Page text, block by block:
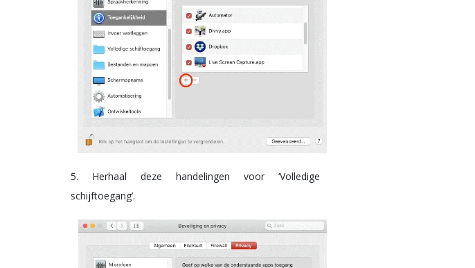
5. Herhaal deze handelingen voor ‘Volledige
schijftoegang’.